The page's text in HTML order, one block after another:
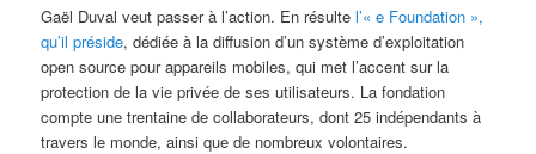
Gaël Duval veut passer à l’action. En résultel’« e Foundation »,
qu’il préside, dédiée à la diffusion d’un système d’exploitation
open source pour appareils mobiles, qui met l’accent sur la
protection de la vie privée de ses utilisateurs. La fondation
compte une trentaine de collaborateurs, dont 25 indépendants à
travers le monde, ainsi que de nombreux volontaires.